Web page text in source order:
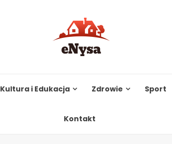
Kultura i Edukacja Zdrowie Sport
Kontakt